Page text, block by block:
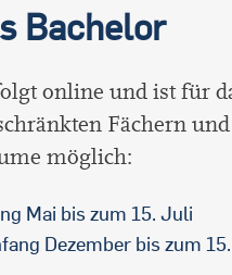
Bachelor
online und ist für
Fächern
möglich:
Mai bis zum 15. Juli
Dezember bis zum